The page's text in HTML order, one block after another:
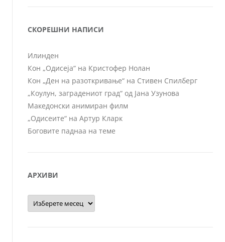
СКОРЕШНИ НАПИСИ
Илинден
Кон „Одисеја“ на Кристофер Нолан
Кон „Ден на разоткривање“ на Стивен Спилберг
„Коулун, заградениот град“ од Јана Узунова
Македонски анимиран филм
„Одисеите“ на Артур Кларк
Боговите паднаа на теме
АРХИВИ
Архиви